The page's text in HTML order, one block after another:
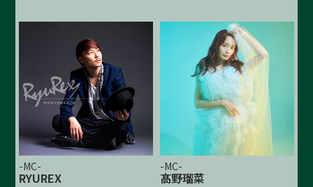
-MC-
RYUREX
-MC-
髙野瑠菜